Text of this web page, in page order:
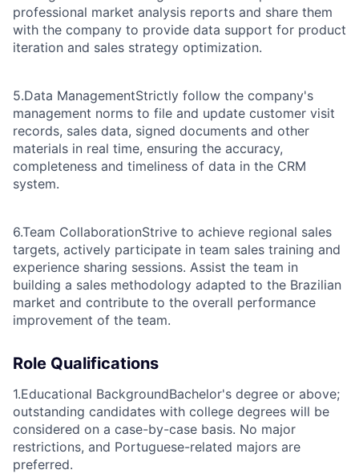
professional market analysis reports and share them
with the company to provide data support for product
iteration and sales strategy optimization.
5.Data ManagementStrictly follow the company's
management norms to file and update customer visit
records, sales data, signed documents and other
materials in real time, ensuring the accuracy,
completeness and timeliness of data in the CRM
system.
6.Team CollaborationStrive to achieve regional sales
targets, actively participate in team sales training and
experience sharing sessions. Assist the team in
building a sales methodology adapted to the Brazilian
market and contribute to the overall performance
improvement of the team.
Role Qualifications
1.Educational BackgroundBachelor's degree or above;
outstanding candidates with college degrees will be
considered on a case-by-case basis. No major
restrictions, and Portuguese-related majors are
preferred.